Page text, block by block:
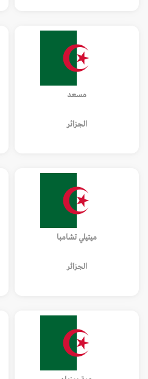
مسعد
الجزائر
ميتيلي تشامبا
الجزائر